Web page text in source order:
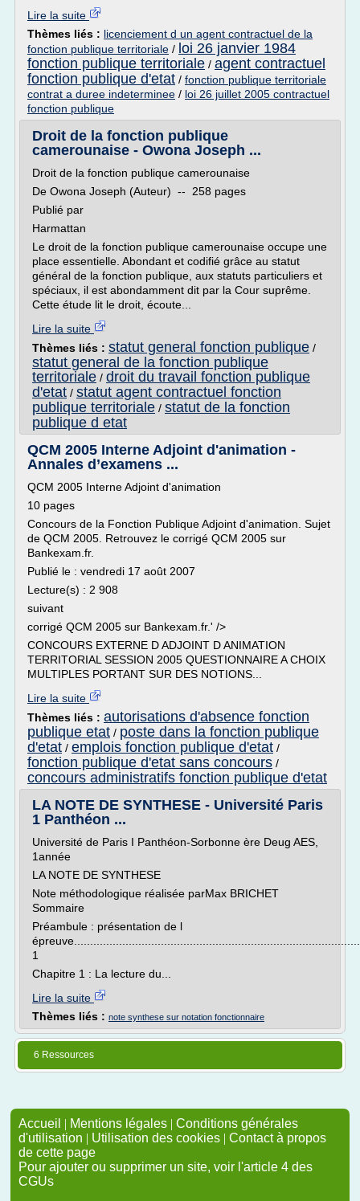
Lire la suite
Thèmes liés : licenciement d un agent contractuel de la
fonction publique territoriale / loi 26 janvier 1984
fonction publique territoriale / agent contractuel
fonction publique d'etat / fonction publique territoriale
contrat a duree indeterminee / loi 26 juillet 2005 contractuel
fonction publique
Droit de la fonction publique
camerounaise - Owona Joseph ...
Droit de la fonction publique camerounaise
De Owona Joseph (Auteur) -- 258 pages
Publié par
Harmattan
Le droit de la fonction publique camerounaise occupe une
place essentielle. Abondant et codifié grâce au statut
général de la fonction publique, aux statuts particuliers et
spéciaux, il est abondamment dit par la Cour suprême.
Cette étude lit le droit, écoute...
Lire la suite
Thèmes liés : statut general fonction publique /
statut general de la fonction publique
territoriale / droit du travail fonction publique
d'etat / statut agent contractuel fonction
publique territoriale / statut de la fonction
publique d etat
QCM 2005 Interne Adjoint d'animation -
Annales d’examens ...
QCM 2005 Interne Adjoint d'animation
10 pages
Concours de la Fonction Publique Adjoint d'animation. Sujet
de QCM 2005. Retrouvez le corrigé QCM 2005 sur
Bankexam.fr.
Publié le : vendredi 17 août 2007
Lecture(s) : 2 908
suivant
corrigé QCM 2005 sur Bankexam.fr.' />
CONCOURS EXTERNE D ADJOINT D ANIMATION
TERRITORIAL SESSION 2005 QUESTIONNAIRE A CHOIX
MULTIPLES PORTANT SUR DES NOTIONS...
Lire la suite
Thèmes liés : autorisations d'absence fonction
publique etat / poste dans la fonction publique
d'etat / emplois fonction publique d'etat /
fonction publique d'etat sans concours /
concours administratifs fonction publique d'etat
LA NOTE DE SYNTHESE - Université Paris
1 Panthéon ...
Université de Paris I Panthéon-Sorbonne ère Deug AES,
1année
LA NOTE DE SYNTHESE
Note méthodologique réalisée parMax BRICHET
Sommaire
Préambule : présentation de l
épreuve.........................................................................................
1
Chapitre 1 : La lecture du...
Lire la suite
Thèmes liés : note synthese sur notation fonctionnaire
6 Ressources
Accueil | Mentions légales | Conditions générales
d'utilisation | Utilisation des cookies | Contact à propos
de cette page
Pour ajouter ou supprimer un site, voir l'article 4 des
CGUs